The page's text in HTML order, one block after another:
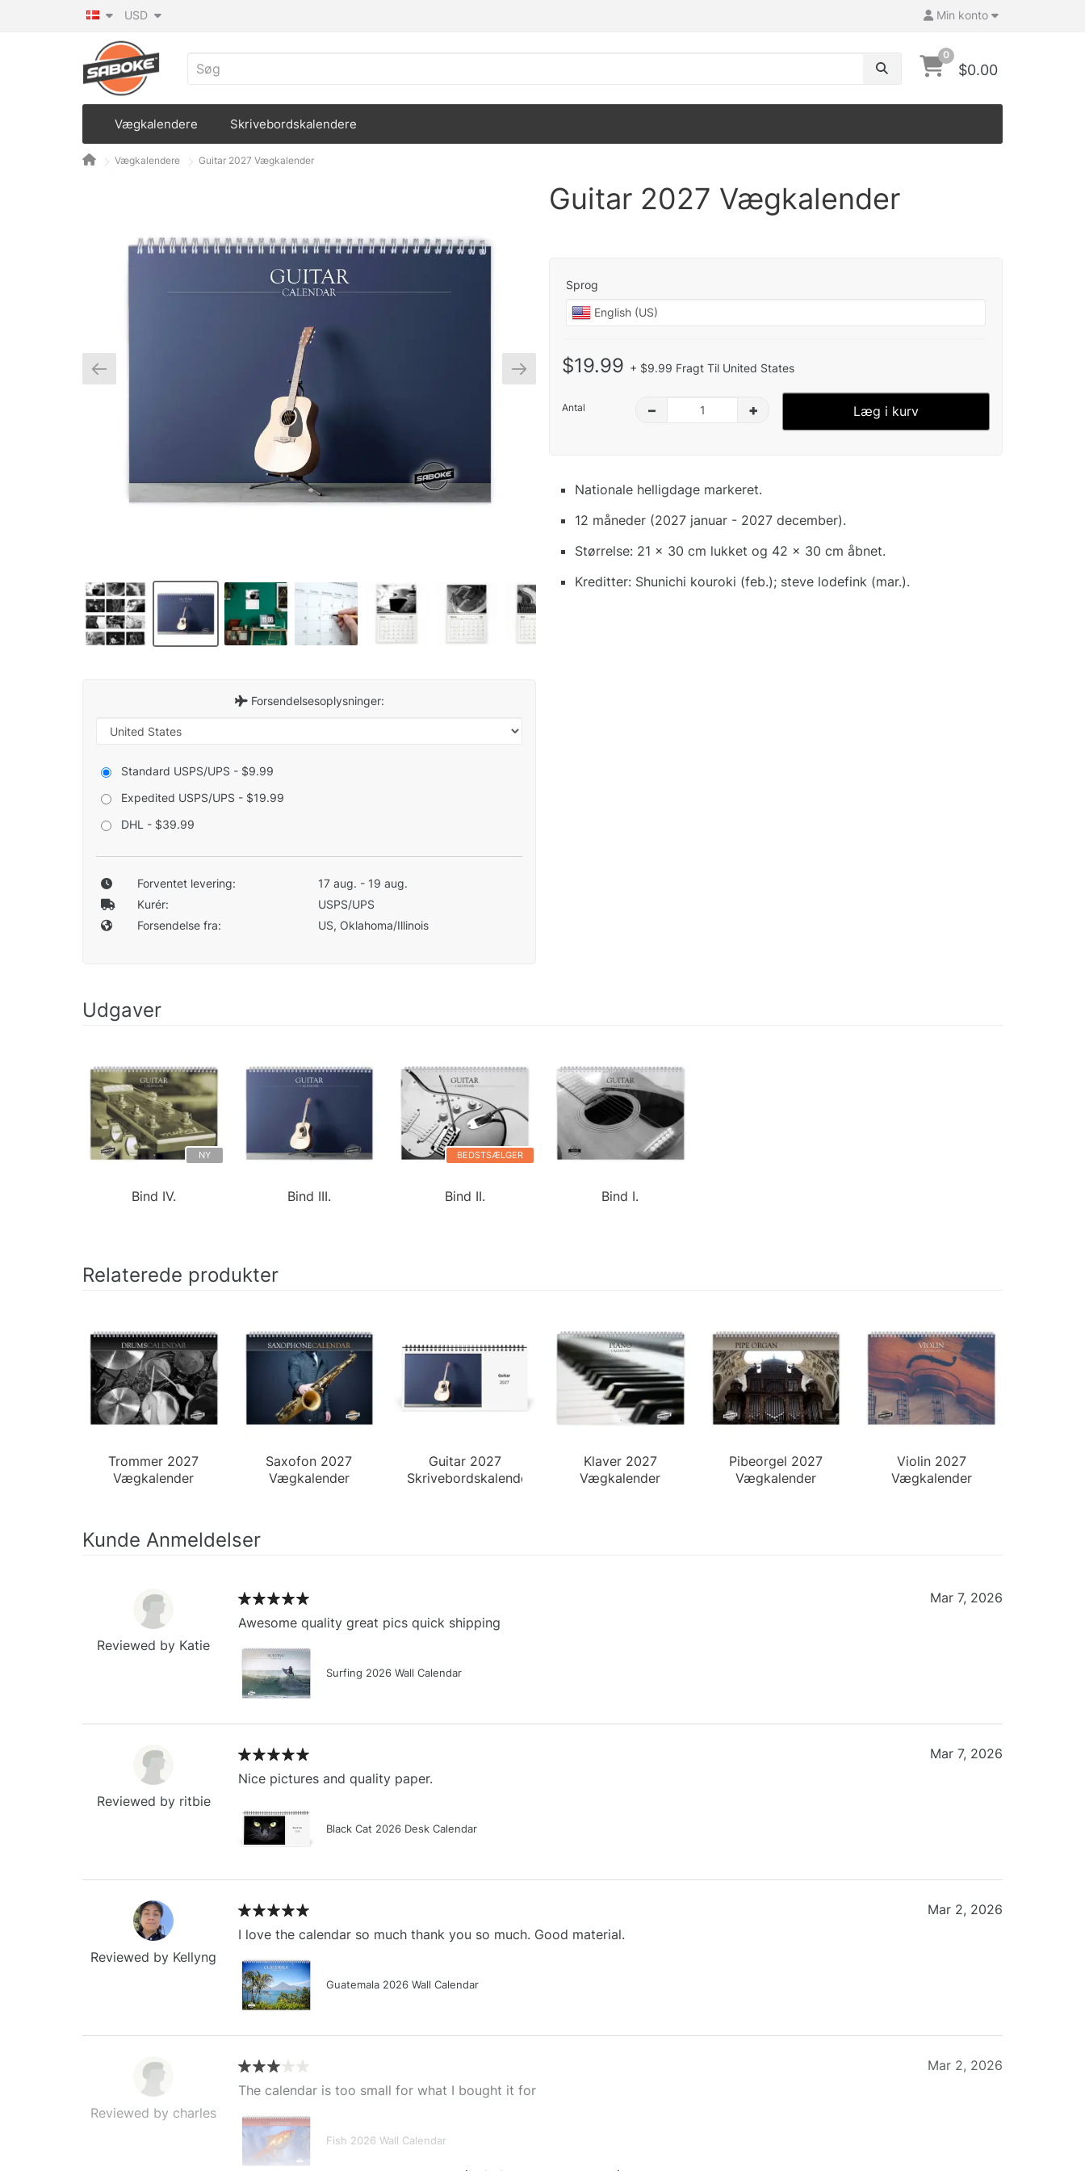
Min konto
USD
0
$0.00
Vægkalendere Skrivebordskalendere
Vægkalendere Guitar 2027 Vægkalender
Forsendelsesoplysninger:
Standard USPS/UPS - $9.99
Expedited USPS/UPS - $19.99
DHL - $39.99
Forventet levering:
17 aug. - 19 aug.
Kurér:
USPS/UPS
Forsendelse fra:
US, Oklahoma/Illinois
Guitar 2027 Vægkalender
Sprog
$19.99 + $9.99 Fragt Til United States
Antal – + Læg i kurv
Nationale helligdage markeret.
12 måneder (2027 januar - 2027 december).
Størrelse: 21 x 30 cm lukket og 42 x 30 cm åbnet.
Kreditter: Shunichi kouroki (feb.); steve lodefink (mar.).
Udgaver
NY
Bind IV. Bind III.
BEDSTSÆLGER
Bind II. Bind I.
Relaterede produkter
Trommer 2027
Vægkalender
Saxofon 2027
Vægkalender
Guitar 2027
Skrivebordskalender
Klaver 2027
Vægkalender
Pibeorgel 2027
Vægkalender
Violin 2027
Vægkalender
Kunde Anmeldelser
Reviewed by Katie
Awesome quality great pics quick shipping
Surfing 2026 Wall Calendar
Mar 7, 2026
Reviewed by ritbie
Nice pictures and quality paper.
Black Cat 2026 Desk Calendar
Mar 7, 2026
Reviewed by Kellyng
I love the calendar so much thank you so much. Good material.
Guatemala 2026 Wall Calendar
Mar 2, 2026
Reviewed by charles
The calendar is too small for what I bought it for
Fish 2026 Wall Calendar
Mar 2, 2026